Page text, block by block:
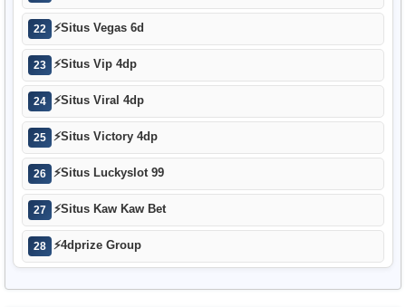
22 ⚡Situs Vegas 6d
23 ⚡Situs Vip 4dp
24 ⚡Situs Viral 4dp
25 ⚡Situs Victory 4dp
26 ⚡Situs Luckyslot 99
27 ⚡Situs Kaw Kaw Bet
28 ⚡4dprize Group